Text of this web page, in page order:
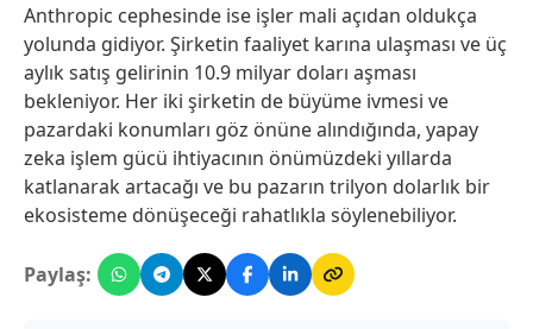
Anthropic cephesinde ise işler mali açıdan oldukça
yolunda gidiyor. Şirketin faaliyet karına ulaşması ve üç
aylık satış gelirinin 10.9 milyar doları aşması
bekleniyor. Her iki şirketin de büyüme ivmesi ve
pazardaki konumları göz önüne alındığında, yapay
zeka işlem gücü ihtiyacının önümüzdeki yıllarda
katlanarak artacağı ve bu pazarın trilyon dolarlık bir
ekosisteme dönüşeceği rahatlıkla söylenebiliyor.
Paylaş: